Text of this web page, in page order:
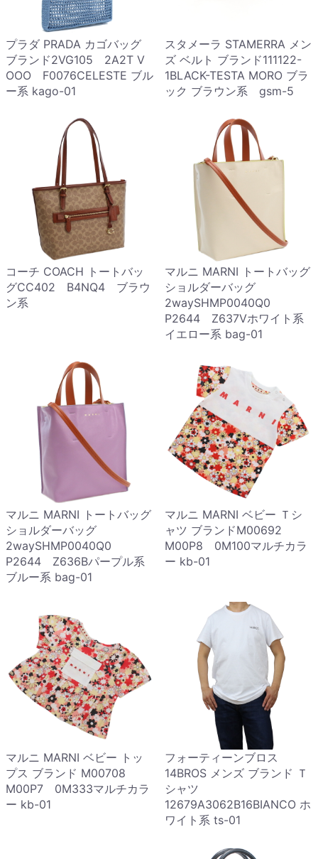
プラダ PRADA カゴバッグ
ブランド2VG105 2A2T V
OOO F0076CELESTE ブル
ー系 kago-01
スタメーラ STAMERRA メン
ズ ベルト ブランド111122-
1BLACK-TESTA MORO ブラ
ック ブラウン系 gsm-5
コーチ COACH トートバッ
グCC402 B4NQ4 ブラウ
ン系
マルニ MARNI トートバッグ
ショルダーバッグ
2waySHMP0040Q0
P2644 Z637Vホワイト系
イエロー系 bag-01
マルニ MARNI トートバッグ
ショルダーバッグ
2waySHMP0040Q0
P2644 Z636Bパープル系
ブルー系 bag-01
マルニ MARNI ベビー Ｔシ
ャツ ブランドM00692
M00P8 0M100マルチカラ
ー kb-01
マルニ MARNI ベビー トッ
プス ブランド M00708
M00P7 0M333マルチカラ
ー kb-01
フォーティーンブロス
14BROS メンズ ブランド Ｔ
シャツ
12679A3062B16BIANCO ホ
ワイト系 ts-01